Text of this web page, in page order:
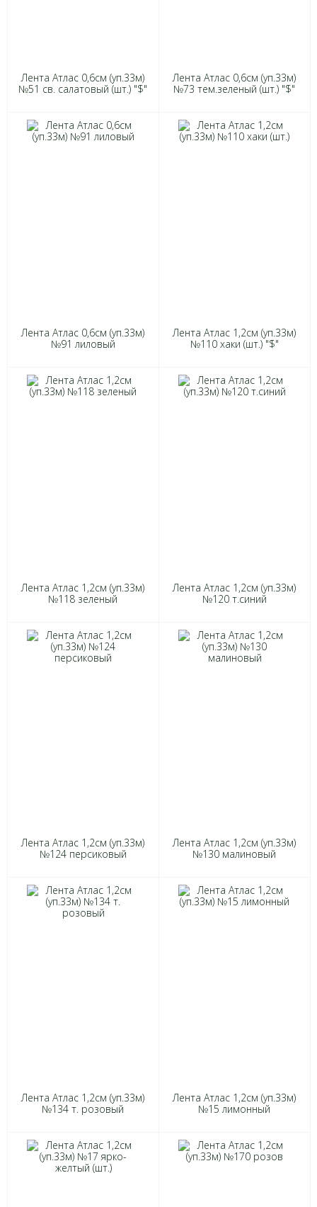
Лента Атлас 0,6см (уп.33м)
№51 св. салатовый (шт.) "$"
Лента Атлас 0,6см (уп.33м)
№73 тем.зеленый (шт.) "$"
Лента Атлас 0,6см (уп.33м)
№91 лиловый
Лента Атлас 1,2см (уп.33м)
№110 хаки (шт.) "$"
Лента Атлас 1,2см (уп.33м)
№118 зеленый
Лента Атлас 1,2см (уп.33м)
№120 т.синий
Лента Атлас 1,2см (уп.33м)
№124 персиковый
Лента Атлас 1,2см (уп.33м)
№130 малиновый
Лента Атлас 1,2см (уп.33м)
№134 т. розовый
Лента Атлас 1,2см (уп.33м)
№15 лимонный